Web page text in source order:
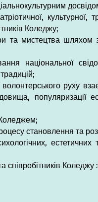
Коледжу;
мистецтва шляхом
національної
руху
популяризації
становлення та
співробітників